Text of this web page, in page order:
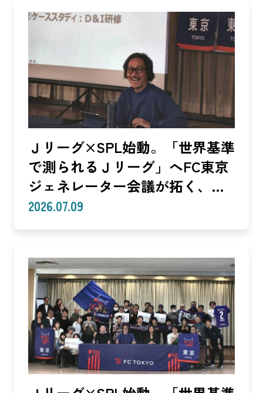
Ｊリーグ×SPL始動。「世界基準
で測られるＪリーグ」へFC東京
ジェネレーター会議が拓く、
「社会価値」を投資言語に変え
クラブは「社会実装」のハブへ
—（Splat Inc. 横井良昭）【後
編】
2026.07.09